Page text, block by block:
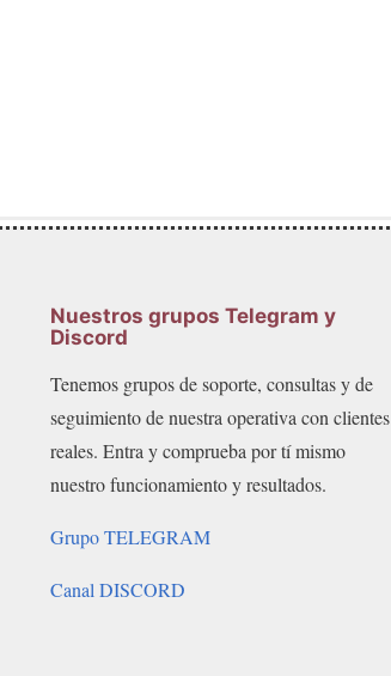
Nuestros grupos Telegram y
Discord
Tenemos grupos de soporte, consultas y de
seguimiento de nuestra operativa con clientes
reales. Entra y comprueba por tí mismo
nuestro funcionamiento y resultados.
Grupo TELEGRAM
Canal DISCORD